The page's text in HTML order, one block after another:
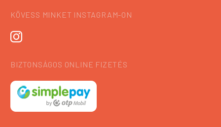
KÖVESS MINKET INSTAGRAM-ON
BIZTONSÁGOS ONLINE FIZETÉS